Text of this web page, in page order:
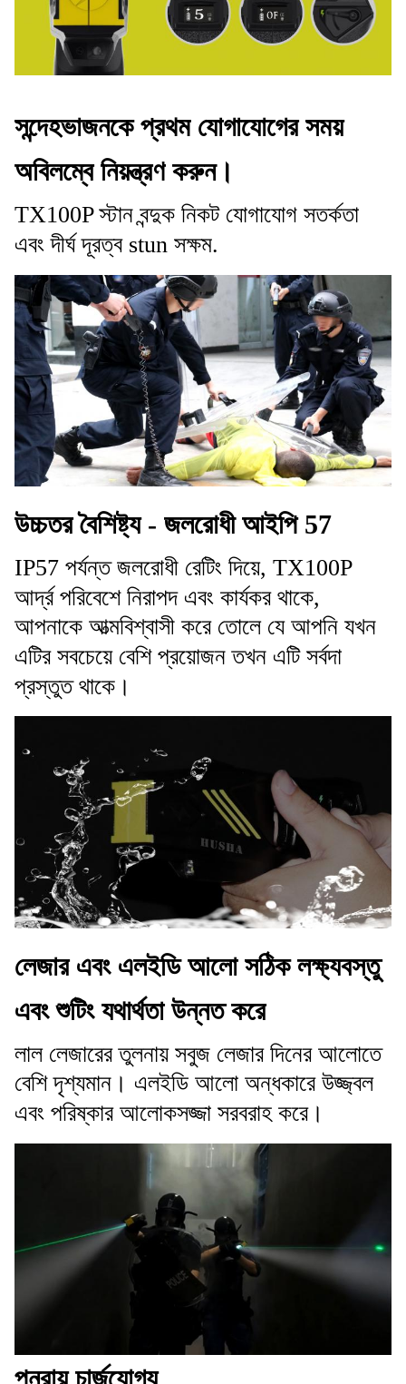
সন্দেহভাজনকে প্রথম যোগাযোগের সময়
অবিলম্বে নিয়ন্ত্রণ করুন।
TX100P স্টান বন্দুক নিকট যোগাযোগ সতর্কতা
এবং দীর্ঘ দূরত্ব stun সক্ষম.
উচ্চতর বৈশিষ্ট্য - জলরোধী আইপি 57
IP57 পর্যন্ত জলরোধী রেটিং দিয়ে, TX100P
আর্দ্র পরিবেশে নিরাপদ এবং কার্যকর থাকে,
আপনাকে আত্মবিশ্বাসী করে তোলে যে আপনি যখন
এটির সবচেয়ে বেশি প্রয়োজন তখন এটি সর্বদা
প্রস্তুত থাকে।
লেজার এবং এলইডি আলো সঠিক লক্ষ্যবস্তু
এবং শুটিং যথার্থতা উন্নত করে
লাল লেজারের তুলনায় সবুজ লেজার দিনের আলোতে
বেশি দৃশ্যমান। এলইডি আলো অন্ধকারে উজ্জ্বল
এবং পরিষ্কার আলোকসজ্জা সরবরাহ করে।
পুনরায় চার্জযোগ্য